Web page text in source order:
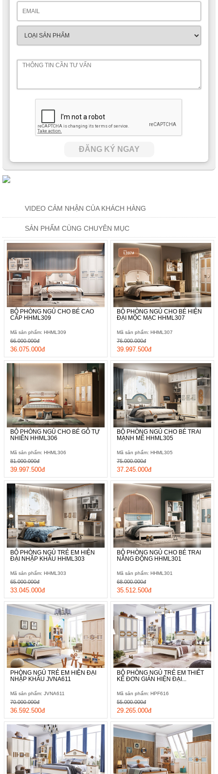
ĐĂNG KÝ NGAY
VIDEO CẢM NHẬN CỦA KHÁCH HÀNG
SẢN PHẨM CÙNG CHUYÊN MỤC
BỘ PHÒNG NGỦ CHO BÉ CAO
CẤP HHML309
Mã sản phẩm: HHML309
36.075.000đ
66.000.000đ
BỘ PHÒNG NGỦ CHO BÉ HIỆN
ĐẠI MỘC MẠC HHML307
Mã sản phẩm: HHML307
39.997.500đ
76.000.000đ
BỘ PHÒNG NGỦ CHO BÉ GỖ TỰ
NHIÊN HHML306
Mã sản phẩm: HHML306
39.997.500đ
81.000.000đ
BỘ PHÒNG NGỦ CHO BÉ TRAI
MẠNH MẼ HHML305
Mã sản phẩm: HHML305
37.245.000đ
75.000.000đ
BỘ PHÒNG NGỦ TRẺ EM HIỆN
ĐẠI NHẬP KHẨU HHML303
Mã sản phẩm: HHML303
33.045.000đ
65.000.000đ
BỘ PHÒNG NGỦ CHO BÉ TRAI
NĂNG ĐỘNG HHML301
Mã sản phẩm: HHML301
35.512.500đ
68.000.000đ
PHÒNG NGỦ TRẺ EM HIỆN ĐẠI
NHẬP KHẨU JVNA611
Mã sản phẩm: JVNA611
36.592.500đ
70.000.000đ
BỘ PHÒNG NGỦ TRẺ EM THIẾT
KẾ ĐƠN GIẢN HIỆN ĐẠI...
Mã sản phẩm: HPF616
29.265.000đ
55.000.000đ